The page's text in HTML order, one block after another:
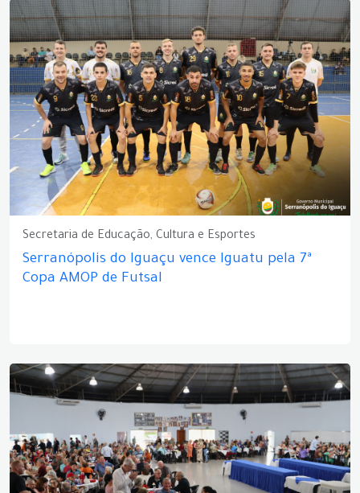
Secretaria de Educação, Cultura e Esportes
Serranópolis do Iguaçu vence Iguatu pela 7ª
Copa AMOP de Futsal